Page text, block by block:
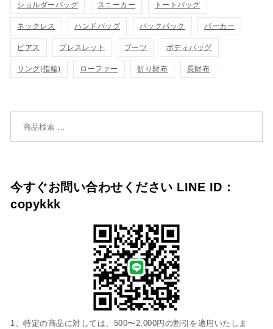
ショルダーバッグ スニーカー トートバッグ
ネックレス ハンドバッグ バックパック パーカー
ピアス ブレスレット ブーツ ボディバッグ
リング(指輪) ローファー 折り財布 長財布
今すぐお問い合わせください LINE ID：
copykkk
1、特定の商品に対しては、500〜2,000円の割引を適用いたしま